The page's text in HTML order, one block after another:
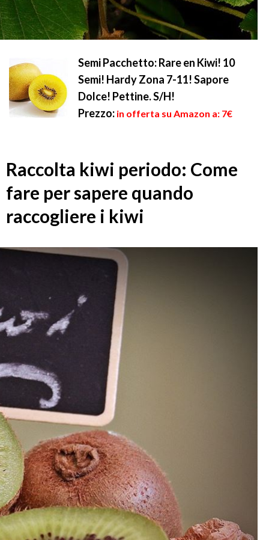
Semi Pacchetto: Rare en Kiwi! 10
Semi! Hardy Zona 7-11! Sapore
Dolce! Pettine. S/H!
Prezzo: in offerta su Amazon a: 7€
Raccolta kiwi periodo: Come
fare per sapere quando
raccogliere i kiwi